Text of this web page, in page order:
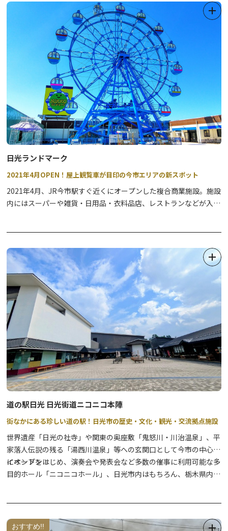
日光ランドマーク
2021年4月OPEN！屋上観覧車が目印の今市エリアの新スポット
2021年4月、JR今市駅すぐ近くにオープンした複合商業施設。施設
内にはスーパーや雑貨・日用品・衣料品店、レストランなどが入っ
トンゴンドラに乗れば、スリル満点！！夜間はライトアップされ、
その場でも遠目からでもビュースポットになっています。
4階にはカフェレストランが併設してありますので、お買い物をし
ながらお食事、レジャーと一度に楽しめるランドマークとなってい
ます。
道の駅日光 日光街道ニコニコ本陣
街なかにある珍しい道の駅！日光市の歴史・文化・観光・交流拠点施設
世界遺産「日光の社寺」や関東の奥座敷「鬼怒川・川治温泉」、平
家落人伝説の残る「湯西川温泉」等への玄関口として今市の中心部
にオープン！
イベントをはじめ、演奏会や発表会など多数の催事に利用可能な多
目的ホール「ニコニコホール」、日光市内はもちろん、栃木県内の
です。
おすすめ!!